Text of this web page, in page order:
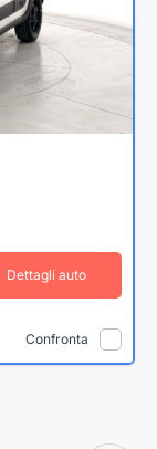
Dettagli auto
Confronta